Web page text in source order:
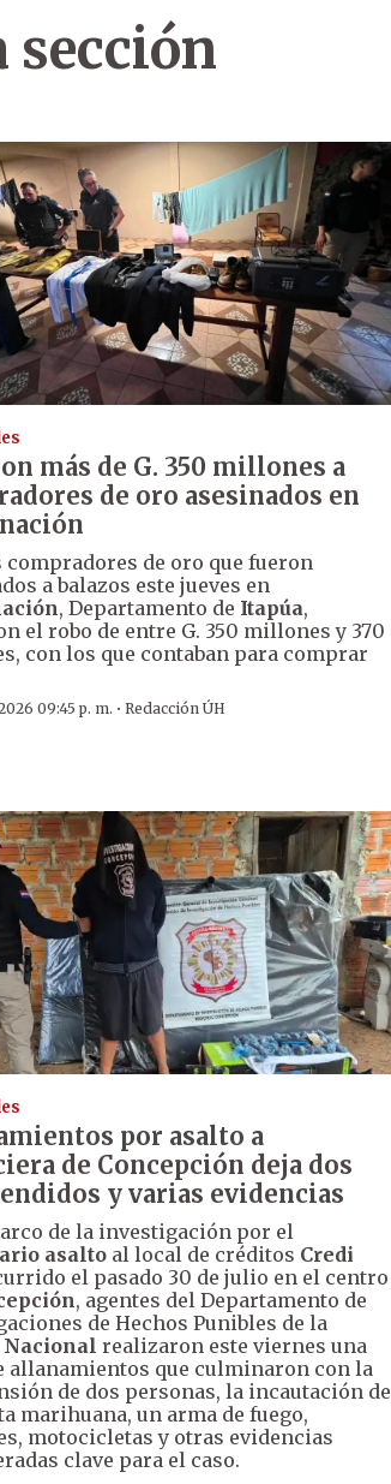
sección
más de G. 350 millones a
de oro asesinados en
compradores de oro que fueron
a balazos este jueves en
, Departamento de Itapúa,
el robo de entre G. 350 millones y 370
con los que contaban para comprar
09:45 p. m. ·Redacción ÚH
por asalto a
de Concepción deja dos
y varias evidencias
de la investigación por el
asalto al local de créditos Credi
el pasado 30 de julio en el centro
, agentes del Departamento de
de Hechos Punibles de la
realizaron este viernes una
allanamientos que culminaron con la
de dos personas, la incautación de
marihuana, un arma de fuego,
motocicletas y otras evidencias
clave para el caso.